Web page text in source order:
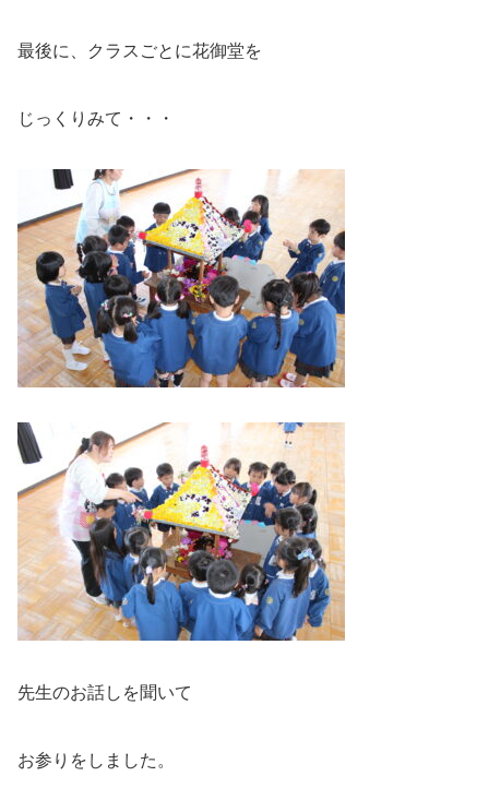
最後に、クラスごとに花御堂を
じっくりみて・・・
先生のお話しを聞いて
お参りをしました。